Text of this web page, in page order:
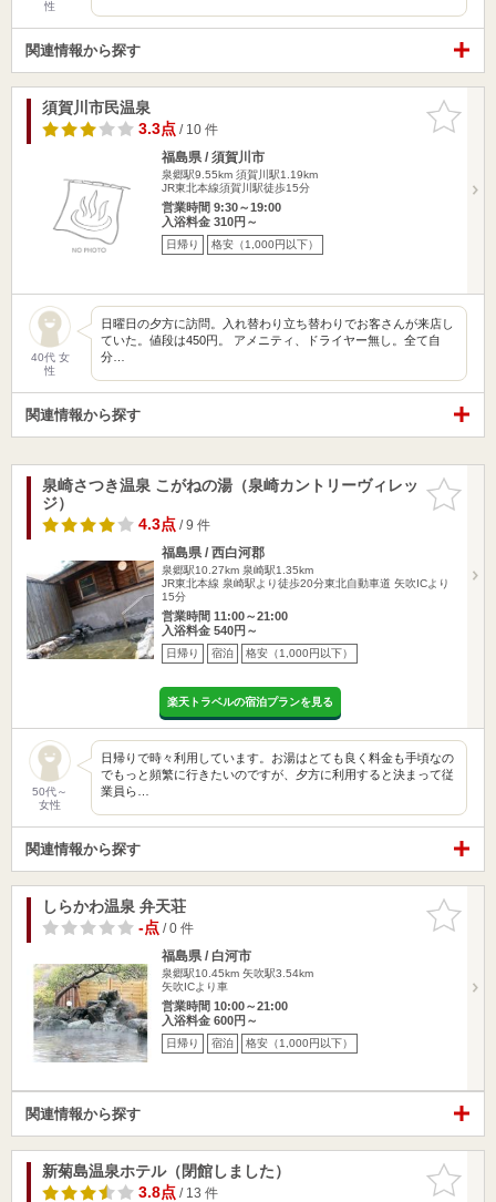
性
関連情報から探す
お気に入
りに追加
須賀川市民温泉
3.3点/ 10 件
福島県 / 須賀川市
泉郷駅9.55km 須賀川駅1.19km
JR東北本線須賀川駅徒歩15分
営業時間 9:30～19:00
入浴料金 310円～
日帰り 格安（1,000円以下）
40代 女
性
日曜日の夕方に訪問。入れ替わり立ち替わりでお客さんが来店し
ていた。値段は450円。 アメニティ、ドライヤー無し。全て自
分…
関連情報から探す
お気に入
りに追加
泉崎さつき温泉 こがねの湯（泉崎カントリーヴィレッ
ジ）
4.3点/ 9 件
福島県 / 西白河郡
泉郷駅10.27km 泉崎駅1.35km
JR東北本線 泉崎駅より徒歩20分東北自動車道 矢吹ICより
15分
営業時間 11:00～21:00
入浴料金 540円～
日帰り 宿泊 格安（1,000円以下）
楽天トラベルの宿泊プランを見る
50代～
女性
日帰りで時々利用しています。お湯はとても良く料金も手頃なの
でもっと頻繁に行きたいのですが、夕方に利用すると決まって従
業員ら…
関連情報から探す
お気に入
りに追加
しらかわ温泉 弁天荘
-点/ 0 件
福島県 / 白河市
泉郷駅10.45km 矢吹駅3.54km
矢吹ICより車
営業時間 10:00～21:00
入浴料金 600円～
日帰り 宿泊 格安（1,000円以下）
関連情報から探す
お気に入
りに追加
新菊島温泉ホテル（閉館しました）
3.8点/ 13 件